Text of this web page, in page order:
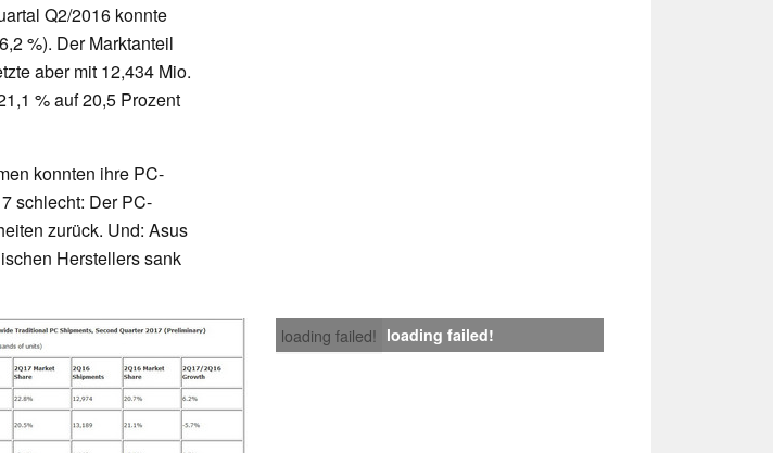
Q2/2016 konnte
%). Der Marktanteil
aber mit 12,434 Mio.
% auf 20,5 Prozent
konnten ihre PC-
schlecht: Der PC-
zurück. Und: Asus
Herstellers sank
loading failed! loading failed!